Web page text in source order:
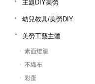
主題DIY美勞
幼兒教具/美勞DIY
美勞工藝主體
素面燈籠
不織布
彩蛋